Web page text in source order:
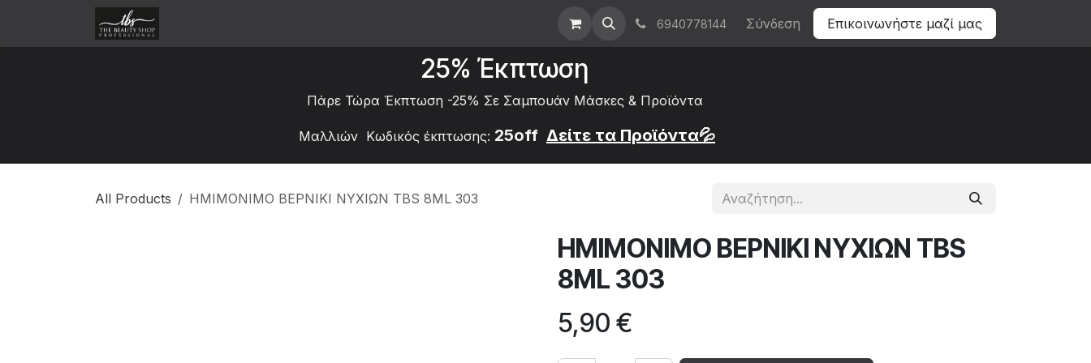
Επικοινωνήστε μαζί μας 6940778144 Σύνδεση Επικοινωνήστε μαζί μας
25% Έκπτωση
Πάρε Τώρα Έκπτωση -25% Σε Σαμπουάν Μάσκες & Προϊόντα
Μαλλιών Κωδικός έκπτωσης: 25off Δείτε τα Προϊόντα💦
All Products ΗΜΙΜΟΝΙΜΟ ΒΕΡΝΙΚΙ ΝΥΧΙΩΝ TBS 8ML 303
ΗΜΙΜΟΝΙΜΟ ΒΕΡΝΙΚΙ ΝΥΧΙΩΝ TBS
8ML 303
5,90 €